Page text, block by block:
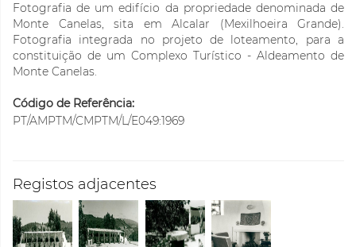
Fotografia de um edifício da propriedade denominada de
Monte Canelas, sita em Alcalar (Mexilhoeira Grande).
Fotografia integrada no projeto de loteamento, para a
constituição de um Complexo Turístico - Aldeamento de
Monte Canelas.
Código de Referência:
PT/AMPTM/CMPTM/L/E049:1969
Registos adjacentes